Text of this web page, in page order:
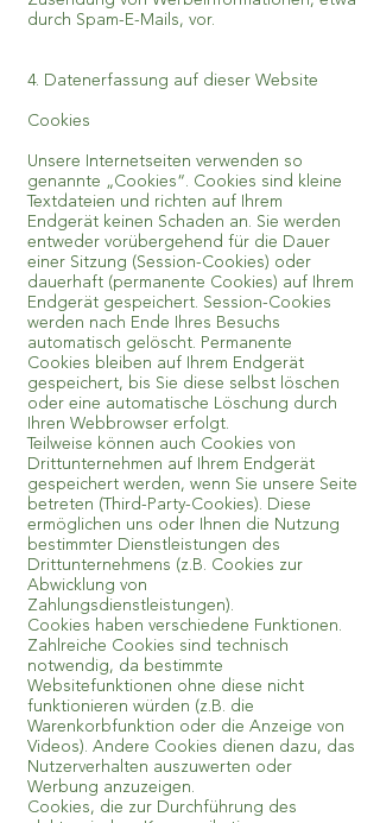
durch Spam-E-Mails, vor.
4. Datenerfassung auf dieser Website
Cookies
Unsere Internetseiten verwenden so
genannte „Cookies“. Cookies sind kleine
Textdateien und richten auf Ihrem
Endgerät keinen Schaden an. Sie werden
entweder vorübergehend für die Dauer
einer Sitzung (Session-Cookies) oder
dauerhaft (permanente Cookies) auf Ihrem
Endgerät gespeichert. Session-Cookies
werden nach Ende Ihres Besuchs
automatisch gelöscht. Permanente
Cookies bleiben auf Ihrem Endgerät
gespeichert, bis Sie diese selbst löschen
oder eine automatische Löschung durch
Ihren Webbrowser erfolgt.
Teilweise können auch Cookies von
Drittunternehmen auf Ihrem Endgerät
gespeichert werden, wenn Sie unsere Seite
betreten (Third-Party-Cookies). Diese
ermöglichen uns oder Ihnen die Nutzung
bestimmter Dienstleistungen des
Drittunternehmens (z.B. Cookies zur
Abwicklung von
Zahlungsdienstleistungen).
Cookies haben verschiedene Funktionen.
Zahlreiche Cookies sind technisch
notwendig, da bestimmte
Websitefunktionen ohne diese nicht
funktionieren würden (z.B. die
Warenkorbfunktion oder die Anzeige von
Videos). Andere Cookies dienen dazu, das
Nutzerverhalten auszuwerten oder
Werbung anzuzeigen.
Cookies, die zur Durchführung des